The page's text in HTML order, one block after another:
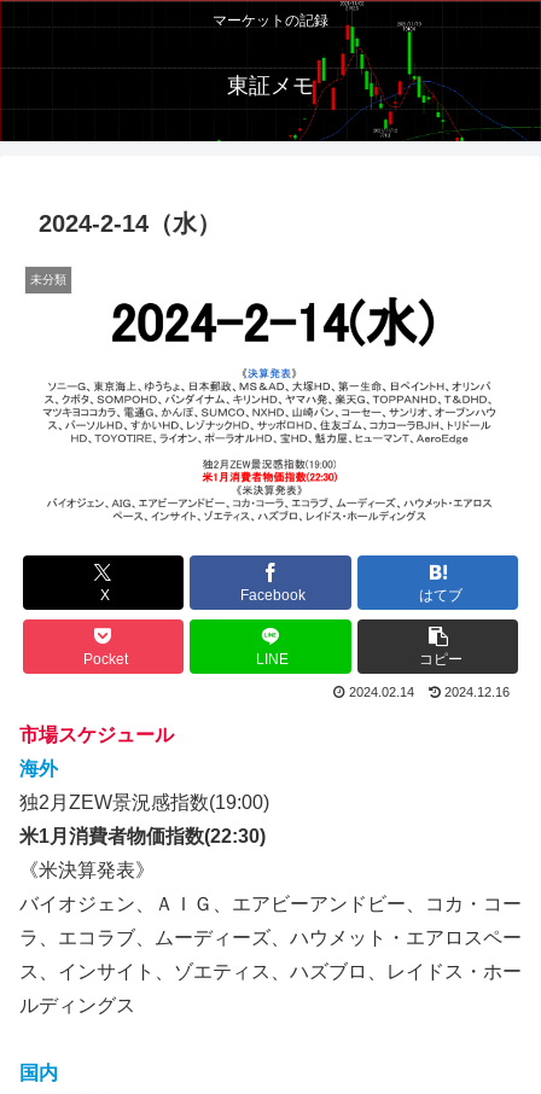
マーケットの記録
東証メモ
2024-2-14（水）
未分類
X Facebook はてブ
Pocket LINE コピー
2024.02.14 2024.12.16
市場スケジュール
海外
独2月ZEW景況感指数(19:00)
米1月消費者物価指数(22:30)
《米決算発表》
バイオジェン、ＡＩＧ、エアビーアンドビー、コカ・コー
ラ、エコラブ、ムーディーズ、ハウメット・エアロスペー
ス、インサイト、ゾエティス、ハズブロ、レイドス・ホー
ルディングス
国内